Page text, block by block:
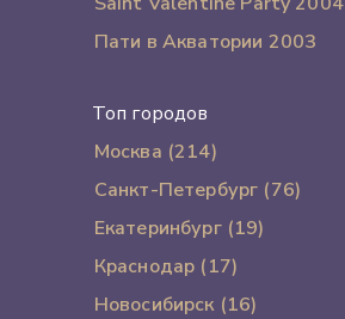
Пати в Акватории 2003
Топ городов
Москва (214)
Санкт-Петербург (76)
Екатеринбург (19)
Краснодар (17)
Новосибирск (16)